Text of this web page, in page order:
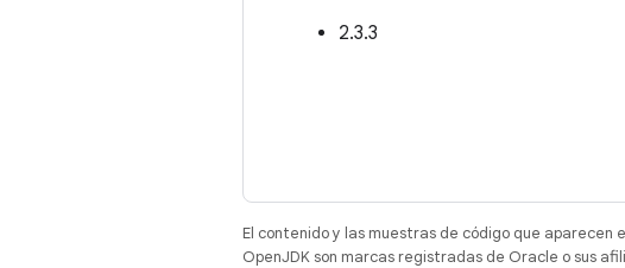
2.3.3
El contenido y las muestras de código que
OpenJDK son marcas registradas de Oracle o sus